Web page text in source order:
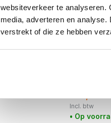
websiteverkeer te analyseren.
media, adverteren en
verstrekt of die ze hebben
Urban Nature
Incl. btw
• Op